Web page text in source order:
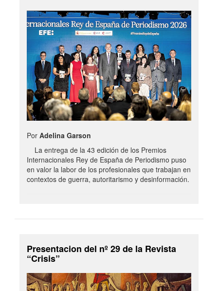
Por Adelina Garson
La entrega de la 43 edición de los Premios
Internacionales Rey de España de Periodismo puso
en valor la labor de los profesionales que trabajan en
contextos de guerra, autoritarismo y desinformación.
Presentacion del nº 29 de la Revista
“Crisis”